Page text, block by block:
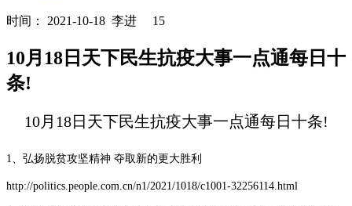
时间： 2021-10-18 李进 15
10月18日天下民生抗疫大事一点通每日十
条!
10月18日天下民生抗疫大事一点通每日十条!
1、弘扬脱贫攻坚精神 夺取新的更大胜利
http://politics.people.com.cn/n1/2021/1018/c1001-32256114.html